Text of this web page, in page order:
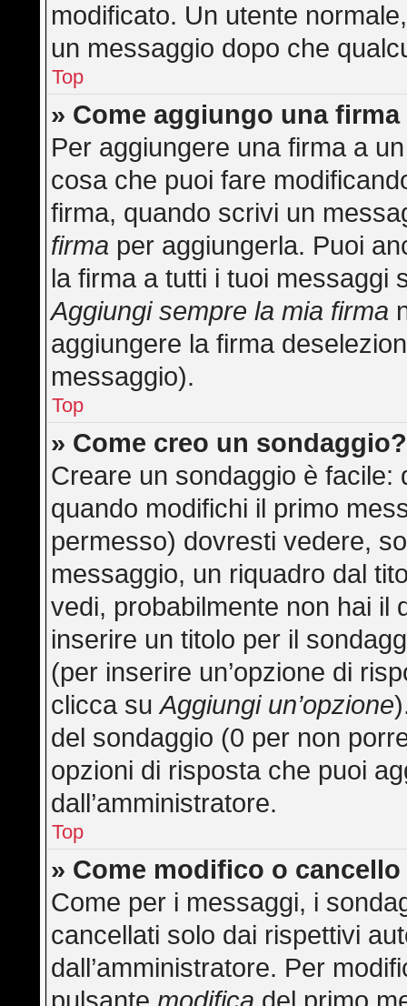
modificato. Un utente
un messaggio dopo che
Top
» Come aggiungo una
Per aggiungere una firma a
cosa che puoi fare
firma, quando scrivi un
firma per aggiungerla. Puoi
la firma a tutti i tuoi messaggi
Aggiungi sempre la mia firma
aggiungere la firma
messaggio).
Top
» Come creo un sondaggio?
Creare un sondaggio è
quando modifichi il primo
permesso) dovresti vedere,
messaggio, un riquadro dal
vedi, probabilmente non hai il
inserire un titolo per il
(per inserire un’opzione di
clicca suAggiungi un’opzione
del sondaggio (0 per non
opzioni di risposta che puoi
dall’amministratore.
Top
» Come modifico o
Come per i messaggi, i
cancellati solo dai rispettivi
dall’amministratore. Per